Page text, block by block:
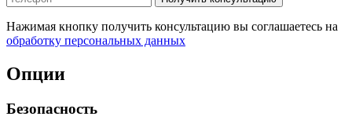
Нажимая кнопку получить консультацию вы соглашаетесь на
обработку персональных данных
Опции
Безопасность